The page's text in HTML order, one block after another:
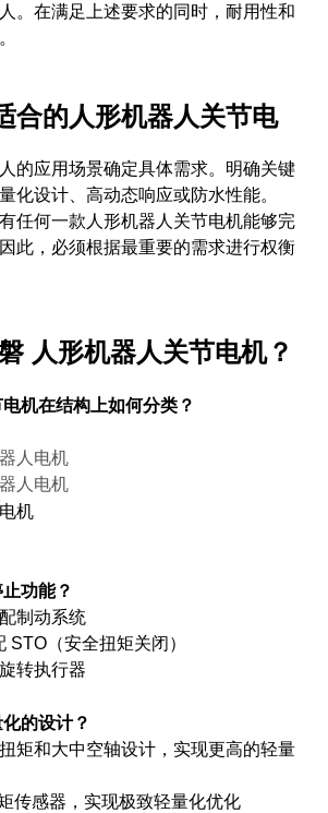
。在满足上述要求的同时，耐用性和
合的人形机器人关节电
的应用场景确定具体需求。明确关键
化设计、高动态响应或防水性能。
任何一款人形机器人关节电机能够完
此，必须根据最重要的需求进行权衡
人形机器人关节电机？
机在结构上如何分类？
人电机
人电机
功能？
制动系统
STO（安全扭矩关闭）
的设计？
矩和大中空轴设计，实现更高的轻量
传感器，实现极致轻量化优化